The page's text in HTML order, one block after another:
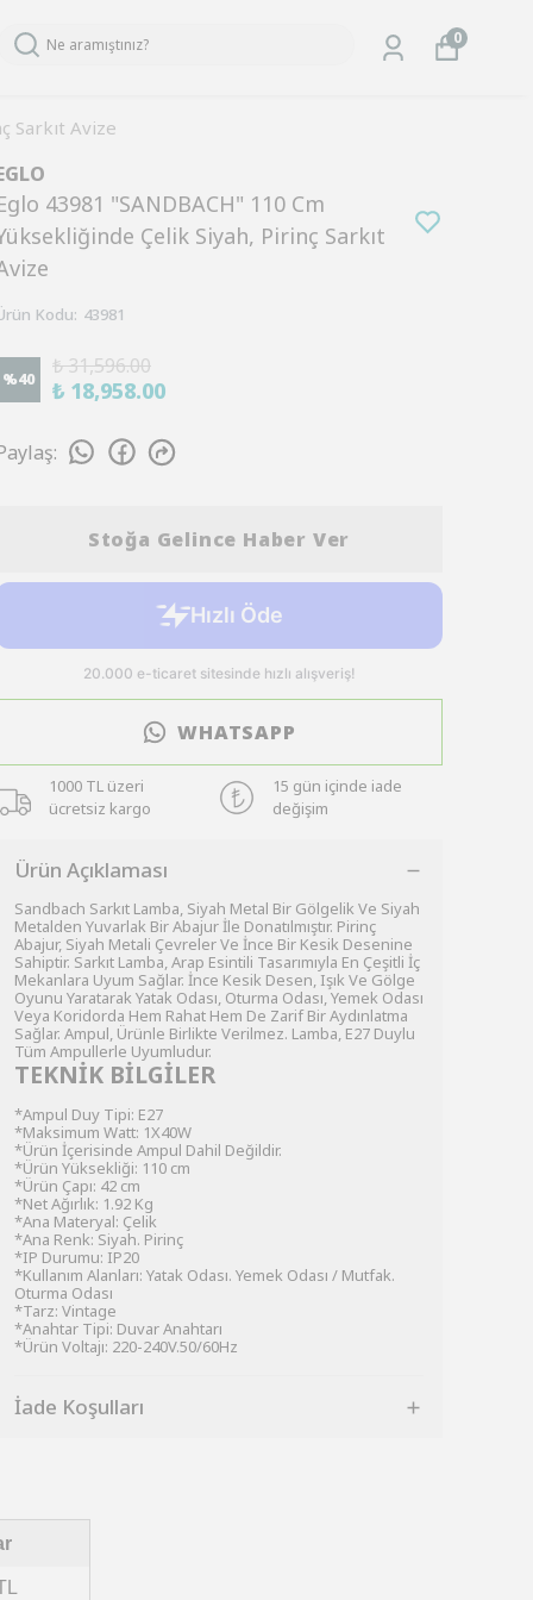
0
Sarkıt Avize
43981 "SANDBACH" 110 Cm
Çelik Siyah, Pirinç Sarkıt
Kodu: 43981
%40
₺ 31,596.00
₺ 18,958.00
:
Stoğa Gelince Haber Ver
WHATSAPP
1000 TL üzeri
ücretsiz kargo
15 gün içinde iade
değişim
Ürün Açıklaması
Sandbach Sarkıt Lamba, Siyah Metal Bir Gölgelik Ve Siyah
Metalden Yuvarlak Bir Abajur İle Donatılmıştır. Pirinç
Abajur, Siyah Metali Çevreler Ve İnce Bir Kesik Desenine
Sahiptir. Sarkıt Lamba, Arap Esintili Tasarımıyla En Çeşitli İç
Mekanlara Uyum Sağlar. İnce Kesik Desen, Işık Ve Gölge
Oyunu Yaratarak Yatak Odası, Oturma Odası, Yemek Odası
Veya Koridorda Hem Rahat Hem De Zarif Bir Aydınlatma
Sağlar. Ampul, Ürünle Birlikte Verilmez. Lamba, E27 Duylu
Tüm Ampullerle Uyumludur.
TEKNİK BİLGİLER
*Ampul Duy Tipi: E27
*Maksimum Watt: 1X40W
*Ürün İçerisinde Ampul Dahil Değildir.
*Ürün Yüksekliği: 110 cm
*Ürün Çapı: 42 cm
*Net Ağırlık: 1.92 Kg
*Ana Materyal: Çelik
*Ana Renk: Siyah. Pirinç
*IP Durumu: IP20
*Kullanım Alanları: Yatak Odası. Yemek Odası / Mutfak.
Oturma Odası
*Tarz: Vintage
*Anahtar Tipi: Duvar Anahtarı
*Ürün Voltajı: 220-240V.50/60Hz
İade Koşulları